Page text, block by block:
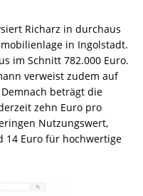
Richarz in durchaus
in Ingolstadt.
im Schnitt 782.000 Euro.
verweist zudem auf
beträgt die
zehn Euro pro
Nutzungswert,
14 Euro für hochwertige